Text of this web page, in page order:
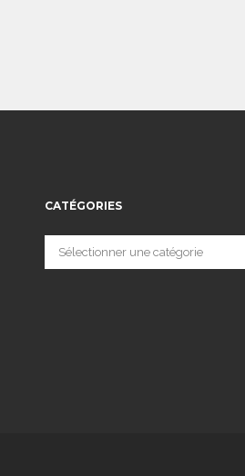
CATÉGORIES
Catégories